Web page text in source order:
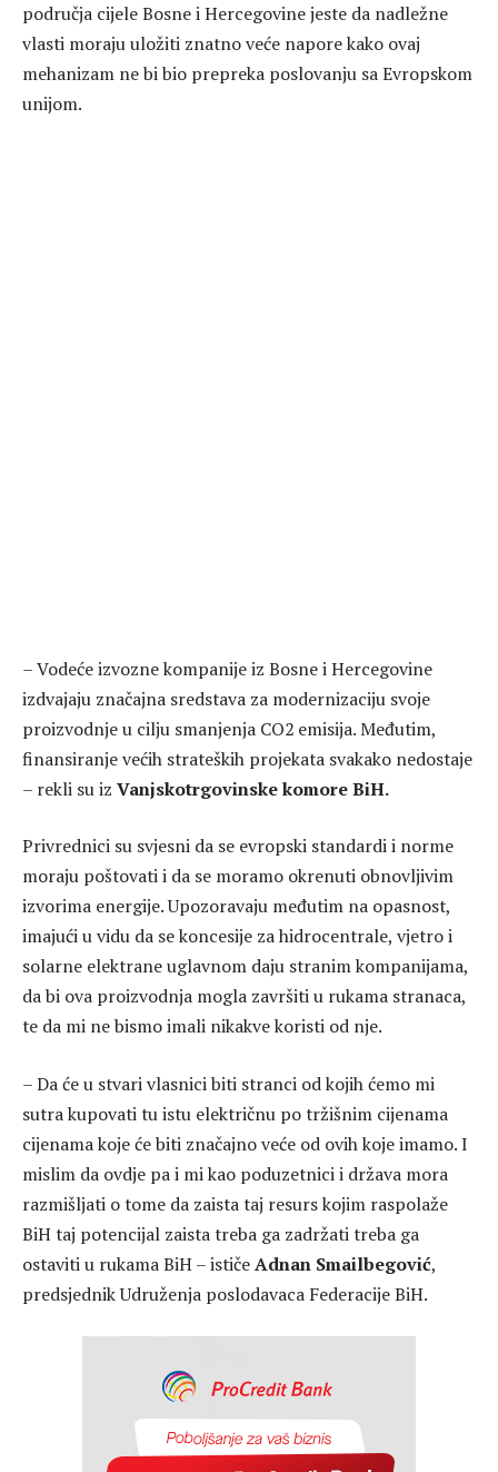
područja cijele Bosne i Hercegovine jeste da nadležne
vlasti moraju uložiti znatno veće napore kako ovaj
mehanizam ne bi bio prepreka poslovanju sa Evropskom
unijom.
– Vodeće izvozne kompanije iz Bosne i Hercegovine
izdvajaju značajna sredstava za modernizaciju svoje
proizvodnje u cilju smanjenja CO2 emisija. Međutim,
finansiranje većih strateških projekata svakako nedostaje
– rekli su iz Vanjskotrgovinske komore BiH.
Privrednici su svjesni da se evropski standardi i norme
moraju poštovati i da se moramo okrenuti obnovljivim
izvorima energije. Upozoravaju međutim na opasnost,
imajući u vidu da se koncesije za hidrocentrale, vjetro i
solarne elektrane uglavnom daju stranim kompanijama,
da bi ova proizvodnja mogla završiti u rukama stranaca,
te da mi ne bismo imali nikakve koristi od nje.
– Da će u stvari vlasnici biti stranci od kojih ćemo mi
sutra kupovati tu istu električnu po tržišnim cijenama
cijenama koje će biti značajno veće od ovih koje imamo. I
mislim da ovdje pa i mi kao poduzetnici i država mora
razmišljati o tome da zaista taj resurs kojim raspolaže
BiH taj potencijal zaista treba ga zadržati treba ga
ostaviti u rukama BiH – ističeAdnan Smailbegović,
predsjednik Udruženja poslodavaca Federacije BiH.